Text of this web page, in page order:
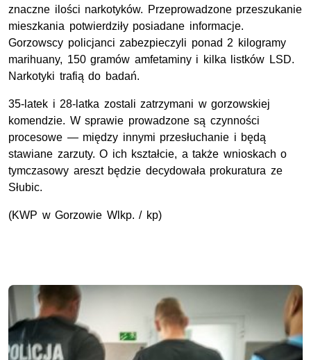
znaczne ilości narkotyków. Przeprowadzone przeszukanie
mieszkania potwierdziły posiadane informacje.
Gorzowscy policjanci zabezpieczyli ponad 2 kilogramy
marihuany, 150 gramów amfetaminy i kilka listków LSD.
Narkotyki trafią do badań.
35-latek i 28-latka zostali zatrzymani w gorzowskiej
komendzie. W sprawie prowadzone są czynności
procesowe — między innymi przesłuchanie i będą
stawiane zarzuty. O ich kształcie, a także wnioskach o
tymczasowy areszt będzie decydowała prokuratura ze
Słubic.
(KWP w Gorzowie Wlkp. / kp)